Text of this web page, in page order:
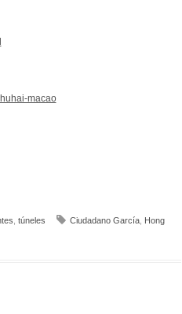
macao
túneles Ciudadano García, Hong